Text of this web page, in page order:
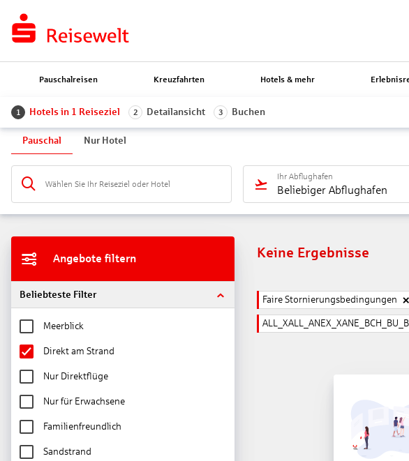
Pauschalreisen Kreuzfahrten Hotels & mehr
1 Hotels in 1 Reiseziel 2 Detailansicht 3 Buchen
Pauschal Nur Hotel
Wählen Sie Ihr Reiseziel oder Hotel
Ihr Abflughafen
Beliebiger Abflughafen
Angebote filtern
Beliebteste Filter
Meerblick
Direkt am Strand
Nur Direktflüge
Nur für Erwachsene
Familienfreundlich
Sandstrand
Keine Ergebnisse
Faire Stornierungsbedingungen